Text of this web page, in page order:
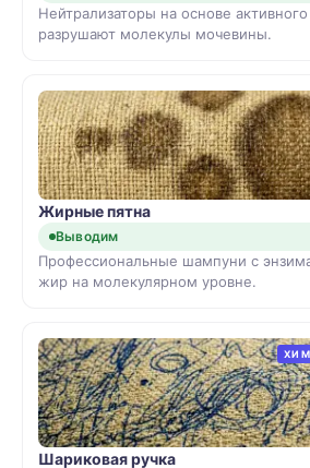
Нейтрализаторы на основе
разрушают молекулы мочевины.
Жирные пятна
Выводим
Профессиональные шампуни с
жир на молекулярном уровне.
Шариковая ручка